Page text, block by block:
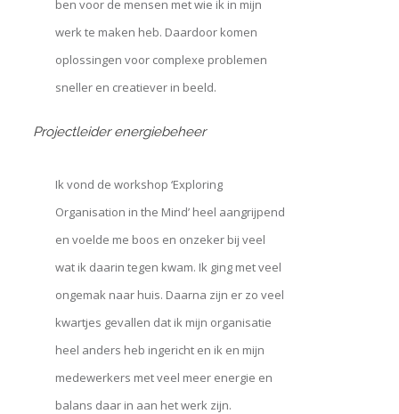
ben voor de mensen met wie ik in mijn
werk te maken heb. Daardoor komen
oplossingen voor complexe problemen
sneller en creatiever in beeld.
Projectleider energiebeheer
Ik vond de workshop ‘Exploring
Organisation in the Mind’ heel aangrijpend
en voelde me boos en onzeker bij veel
wat ik daarin tegen kwam. Ik ging met veel
ongemak naar huis. Daarna zijn er zo veel
kwartjes gevallen dat ik mijn organisatie
heel anders heb ingericht en ik en mijn
medewerkers met veel meer energie en
balans daar in aan het werk zijn.